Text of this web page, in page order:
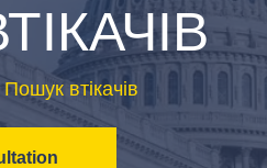
Пошук втікачів